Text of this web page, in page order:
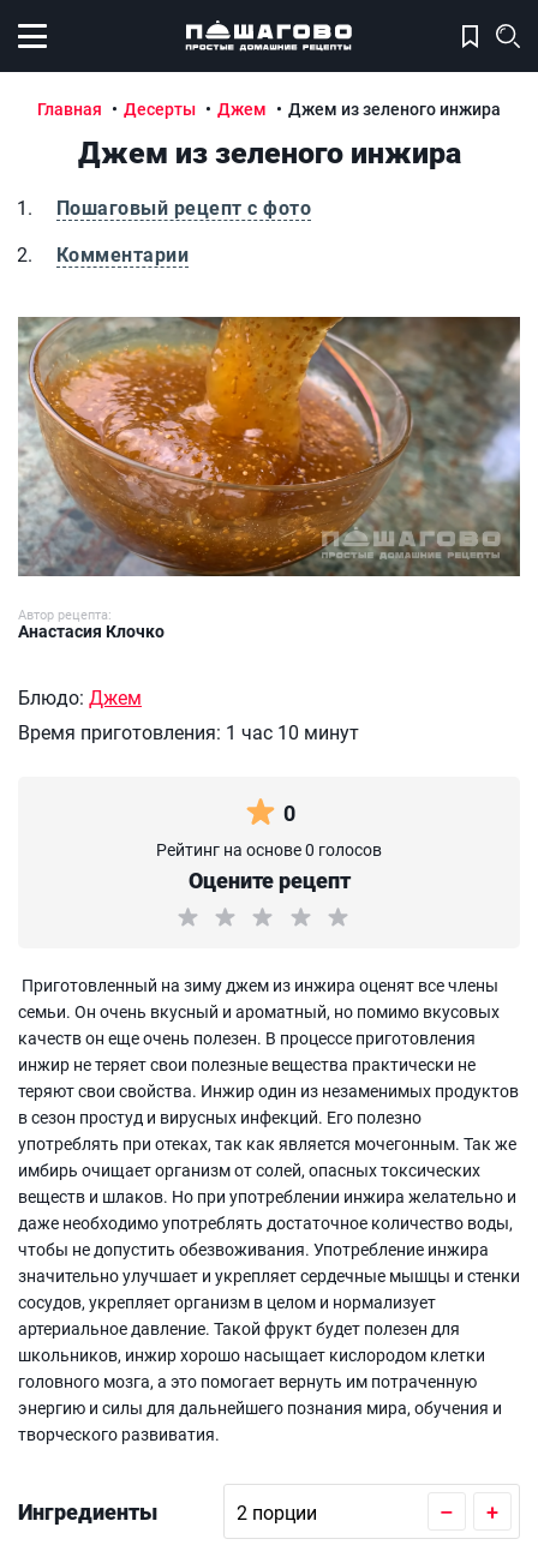
Открыть меню
Главная Десерты Джем Джем из зеленого инжира
Джем из зеленого инжира
Пошаговый рецепт с фото
Комментарии
Джем из зеленого инжира
Автор рецепта:
Анастасия Клочко
Блюдо: Джем
Время приготовления: 1 час 10 минут
0
Рейтинг на основе 0 голосов
Оцените рецепт
Приготовленный на зиму джем из инжира оценят все члены
семьи. Он очень вкусный и ароматный, но помимо вкусовых
качеств он еще очень полезен. В процессе приготовления
инжир не теряет свои полезные вещества практически не
теряют свои свойства. Инжир один из незаменимых продуктов
в сезон простуд и вирусных инфекций. Его полезно
употреблять при отеках, так как является мочегонным. Так же
имбирь очищает организм от солей, опасных токсических
веществ и шлаков. Но при употреблении инжира желательно и
даже необходимо употреблять достаточное количество воды,
чтобы не допустить обезвоживания. Употребление инжира
значительно улучшает и укрепляет сердечные мышцы и стенки
сосудов, укрепляет организм в целом и нормализует
артериальное давление. Такой фрукт будет полезен для
школьников, инжир хорошо насыщает кислородом клетки
головного мозга, а это помогает вернуть им потраченную
энергию и силы для дальнейшего познания мира, обучения и
творческого развиватия.
Ингредиенты – +